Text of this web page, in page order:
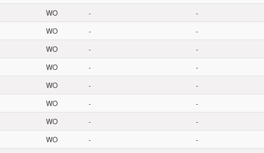
WO - -
WO - -
WO - -
WO - -
WO - -
WO - -
WO - -
WO - -